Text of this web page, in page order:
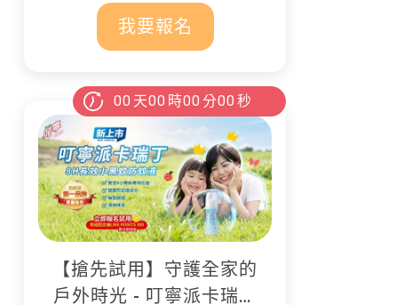
我要報名
00 天00 時00 分00 秒
【搶先試用】守護全家的
戶外時光 - 叮寧派卡瑞丁